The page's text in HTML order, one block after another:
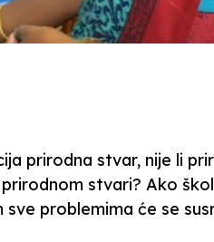
prirodna stvar, nije li
stvari? Ako
problemima će se